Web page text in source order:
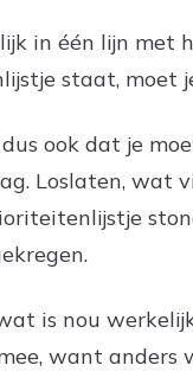
in één lijn met
staat, moet
ook dat je
Loslaten, wat
is nou
want anders